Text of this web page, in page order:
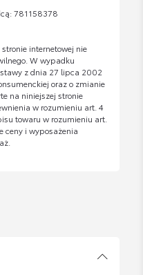
781158378
internetowej nie
W wypadku
z dnia 27 lipca 2002
oraz o zmianie
na niniejszej stronie
w rozumieniu art. 4
towaru w rozumieniu art.
ceny i wyposażenia